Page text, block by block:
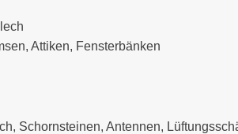
Attiken, Fensterbänken
Schornsteinen, Antennen,